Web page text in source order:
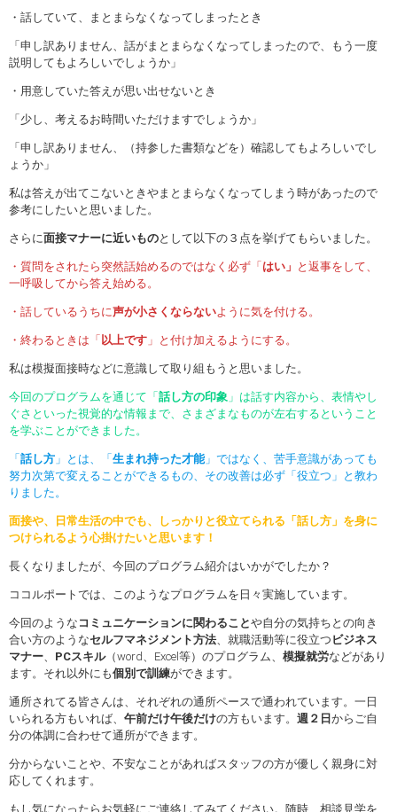
・話していて、まとまらなくなってしまったとき
「申し訳ありません、話がまとまらなくなってしまったので、もう一度
説明してもよろしいでしょうか」
・用意していた答えが思い出せないとき
「少し、考えるお時間いただけますでしょうか」
「申し訳ありません、（持参した書類などを）確認してもよろしいでし
ょうか」
私は答えが出てこないときやまとまらなくなってしまう時があったので
参考にしたいと思いました。
さらに面接マナーに近いものとして以下の３点を挙げてもらいました。
・質問をされたら突然話始めるのではなく必ず「 はい」 と返事をして、
一呼吸してから答え始める。
・話しているうちに声が小さくならないように気を付ける。
・終わるときは「 以上です 」と付け加えるようにする。
私は模擬面接時などに意識して取り組もうと思いました。
今回のプログラムを通じて「 話し方の印象 」は話す内容から、表情やし
ぐさといった視覚的な情報まで、さまざまなものが左右するということ
を学ぶことができました。
「 話し方 」とは、「 生まれ持った才能」ではなく、苦手意識があっても
努力次第で変えることができるもの、その改善は必ず「役立つ」と教わ
りました。
面接や、日常生活の中でも、しっかりと役立てられる「話し方」を身に
つけられるよう心掛けたいと思います！
長くなりましたが、今回のプログラム紹介はいかがでしたか？
ココルポートでは、このようなプログラムを日々実施しています。
今回のような コミュニケーションに関わることや自分の気持ちとの向き
合い方のようなセルフマネジメント方法、就職活動等に役立つ ビジネス
マナー、 PCスキル（word、Excel等）のプログラム、 模擬就労などがあり
ます。それ以外にも個別で訓練ができます。
通所されてる皆さんは、それぞれの通所ペースで通われています。一日
いられる方もいれば、 午前だけ午後だけの方もいます。 週２日 からご自
分の体調に合わせて通所ができます。
分からないことや、不安なことがあればスタッフの方が優しく親身に対
応してくれます。
もし気になったらお気軽にご連絡してみてください。随時、相談見学を